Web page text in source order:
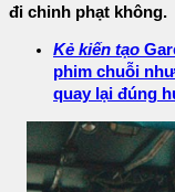
đi chinh phạt không.
Kẻ kiến tạo
phim chuỗi
quay lại đúng